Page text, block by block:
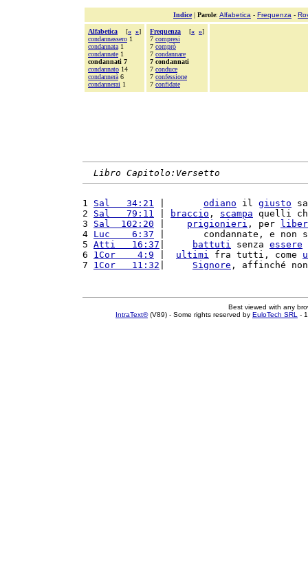
Indice| Parole: Alfabetica - Frequenza -
Alfabetica [« »]
condannassero 1
condannata 1
condannate 1
condannati 7
condannato 14
condannerà 6
condannerai 1
Frequenza [« »]
7 compresi
7 comprò
7 condannare
7 condannati
7 conduce
7 confessione
7 confidate
Libro Capitolo:Versetto
1 Sal   34:21 odiano il giusto
2 Sal   79:11 braccio , scampa quelli
3 Sal  102:20 prigionieri , per
4 Luc    6:37 |       condannate, e non
5 Atti   16:37 battuti senza essere
6 1Cor    4:9 ultimi fra tutti, come
7 1Cor   11:32 Signore , affinché
Best viewed with any
IntraText®(V89) - Some rights reserved by EuloTech SRL -